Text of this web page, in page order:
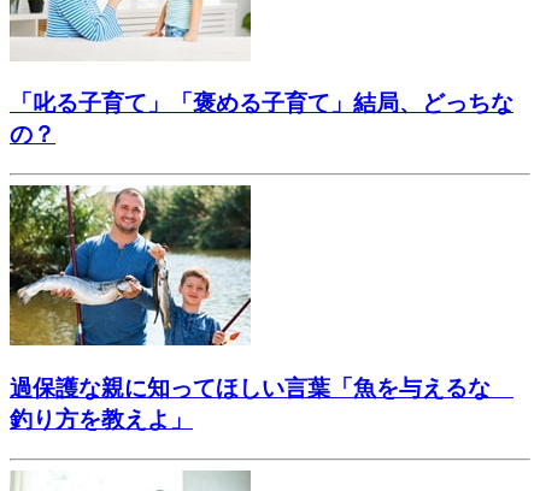
「叱る子育て」「褒める子育て」結局、どっちな
の？
過保護な親に知ってほしい言葉「魚を与えるな
釣り方を教えよ」